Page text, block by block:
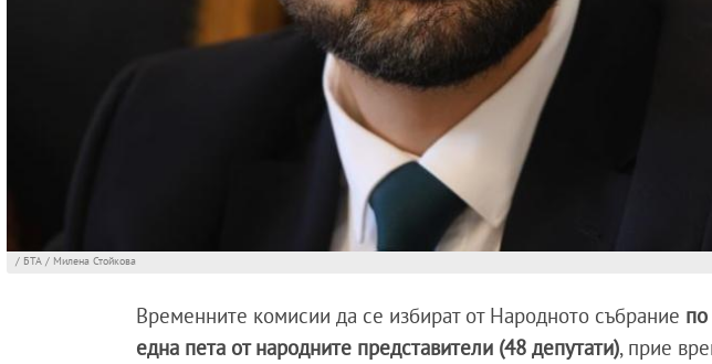
/ БТА / Милена Стойкова
Временните комисии да се избират от Народното събрание
една пета от народните представители (48 депутати), прие